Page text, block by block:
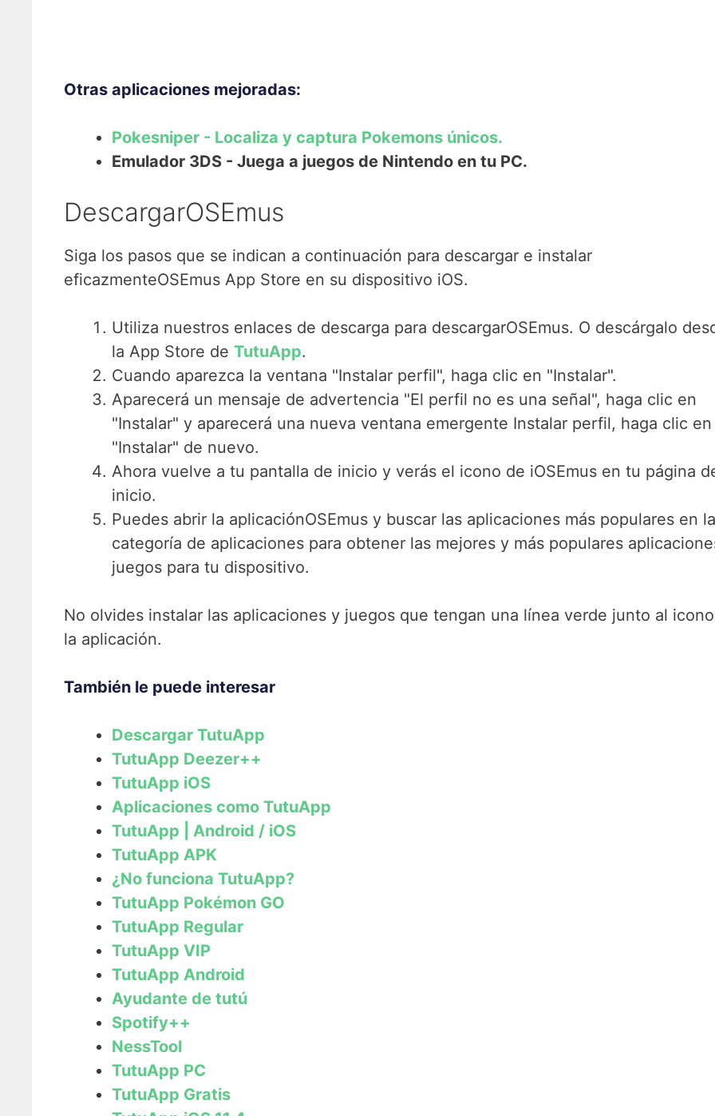
Otras aplicaciones mejoradas:
Pokesniper - Localiza y captura Pokemons únicos.
Emulador 3DS - Juega a juegos de Nintendo en tu PC.
DescargarOSEmus
Siga los pasos que se indican a continuación para descargar e instalar
eficazmenteOSEmus App Store en su dispositivo iOS.
Utiliza nuestros enlaces de descarga para descargarOSEmus. O descárgalo
la App Store de TutuApp.
Cuando aparezca la ventana "Instalar perfil", haga clic en "Instalar".
Aparecerá un mensaje de advertencia "El perfil no es una señal", haga clic en
"Instalar" y aparecerá una nueva ventana emergente Instalar perfil, haga clic en
"Instalar" de nuevo.
Ahora vuelve a tu pantalla de inicio y verás el icono de iOSEmus en tu página
inicio.
Puedes abrir la aplicaciónOSEmus y buscar las aplicaciones más populares en la
categoría de aplicaciones para obtener las mejores y más populares
juegos para tu dispositivo.
No olvides instalar las aplicaciones y juegos que tengan una línea verde junto al
la aplicación.
También le puede interesar
Descargar TutuApp
TutuApp Deezer++
TutuApp iOS
Aplicaciones como TutuApp
TutuApp | Android / iOS
TutuApp APK
¿No funciona TutuApp?
TutuApp Pokémon GO
TutuApp Regular
TutuApp VIP
TutuApp Android
Ayudante de tutú
Spotify++
NessTool
TutuApp PC
TutuApp Gratis